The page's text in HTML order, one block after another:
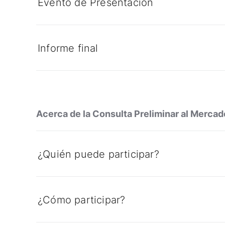
Evento de Presentación
Informe final
Acerca de la Consulta Preliminar al
¿Quién puede participar?
¿Cómo participar?